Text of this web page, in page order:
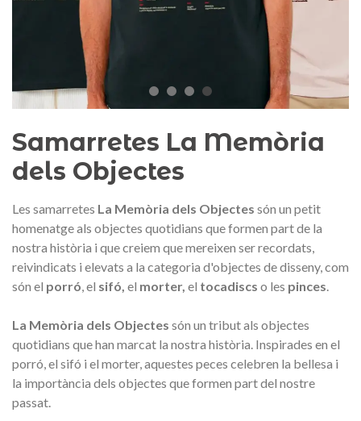
Samarretes La Memòria
dels Objectes
Les samarretes La Memòria dels Objectes són un petit
homenatge als objectes quotidians que formen part de la
nostra història i que creiem que mereixen ser recordats,
reivindicats i elevats a la categoria d'objectes de disseny, com
són el porró, el sifó, el morter, el tocadiscs o les pinces.
La Memòria dels Objectes són un tribut als objectes
quotidians que han marcat la nostra història. Inspirades en el
porró, el sifó i el morter, aquestes peces celebren la bellesa i
la importància dels objectes que formen part del nostre
passat.
2026 – Edició limitada
89,00 € NOVETAT
Afegir a la cistella
149,00 €